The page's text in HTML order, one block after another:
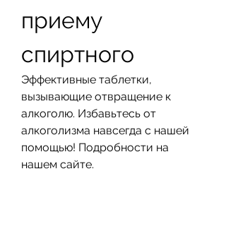
приему
спиртного
Эффективные таблетки,
вызывающие отвращение к
алкоголю. Избавьтесь от
алкоголизма навсегда с нашей
помощью! Подробности на
нашем сайте.